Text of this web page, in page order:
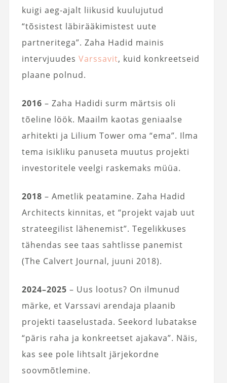
kuigi aeg-ajalt liikusid kuulujutud
“tõsistest läbirääkimistest uute
partneritega”. Zaha Hadid mainis
intervjuudes Varssavit, kuid konkreetseid
plaane polnud.
2016 – Zaha Hadidi surm märtsis oli
tõeline löök. Maailm kaotas geniaalse
arhitekti ja Lilium Tower oma “ema”. Ilma
tema isikliku panuseta muutus projekti
investoritele veelgi raskemaks müüa.
2018 – Ametlik peatamine. Zaha Hadid
Architects kinnitas, et “projekt vajab uut
strateegilist lähenemist”. Tegelikkuses
tähendas see taas sahtlisse panemist
(The Calvert Journal, juuni 2018).
2024–2025 – Uus lootus? On ilmunud
märke, et Varssavi arendaja plaanib
projekti taaselustada. Seekord lubatakse
“päris raha ja konkreetset ajakava”. Näis,
kas see pole lihtsalt järjekordne
soovmõtlemine.